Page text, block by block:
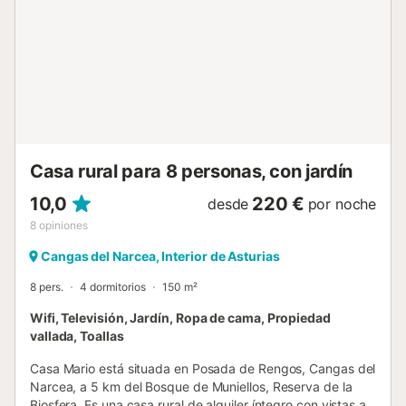
Casa rural para 8 personas, con jardín
10,0
8 opiniones
desde 220 € por noche
Cangas del Narcea, Interior de Asturias
8 pers. 4 dormitorios 150 m²
Wifi, Televisión, Jardín, Ropa de cama, Propiedad
vallada, Toallas
Casa Mario está situada en Posada de Rengos, Cangas del
Narcea, a 5 km del Bosque de Muniellos, Reserva de la